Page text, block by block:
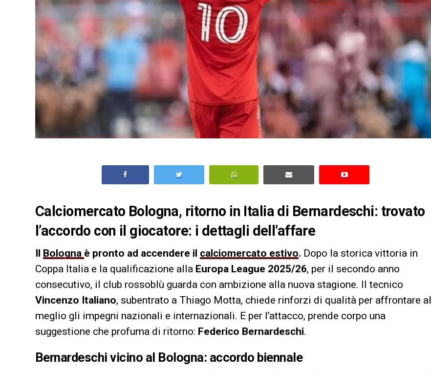
Calciomercato Bologna, ritorno in Italia di Bernardeschi: trovato
l’accordo con il giocatore: i dettagli dell’affare
Il Bologna è pronto ad accendere il calciomercato estivo. Dopo la storica vittoria in
Coppa Italia e la qualificazione alla Europa League 2025/26, per il secondo anno
consecutivo, il club rossoblù guarda con ambizione alla nuova stagione. Il tecnico
Vincenzo Italiano, subentrato a Thiago Motta, chiede rinforzi di qualità per affrontare al
meglio gli impegni nazionali e internazionali. E per l’attacco, prende corpo una
suggestione che profuma di ritorno: Federico Bernardeschi.
Bernardeschi vicino al Bologna: accordo biennale